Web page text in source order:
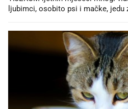
ljubimci, osobito psi i mačke, jedu